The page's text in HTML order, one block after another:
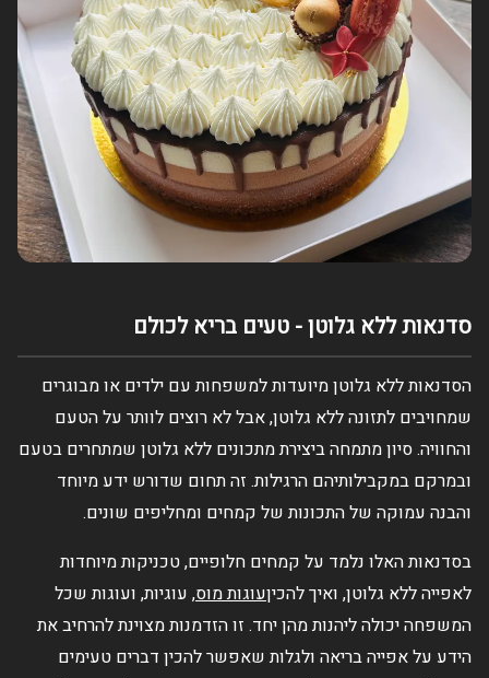
סדנאות ללא גלוטן - טעים בריא לכולם
הסדנאות ללא גלוטן מיועדות למשפחות עם ילדים או מבוגרים
שמחויבים לתזונה ללא גלוטן, אבל לא רוצים לוותר על הטעם
והחוויה. סיון מתמחה ביצירת מתכונים ללא גלוטן שמתחרים בטעם
ובמרקם במקבילותיהם הרגילות. זה תחום שדורש ידע מיוחד
והבנה עמוקה של התכונות של קמחים ומחליפים שונים.
בסדנאות האלו נלמד על קמחים חלופיים, טכניקות מיוחדות
לאפייה ללא גלוטן, ואיך להכיןעוגות מוס, עוגיות, ועוגות שכל
המשפחה יכולה ליהנות מהן יחד. זו הזדמנות מצוינת להרחיב את
הידע על אפייה בריאה ולגלות שאפשר להכין דברים טעימים